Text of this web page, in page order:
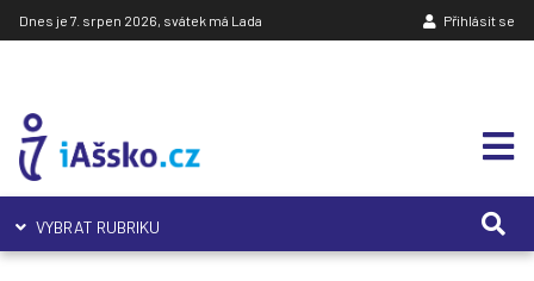
Dnes je 7. srpen 2026, svátek má Lada Přihlásit se
VYBRAT RUBRIKU